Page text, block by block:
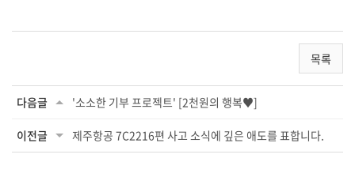
목록
다음글 '소소한 기부 프로젝트' [2천원의 행복♥]
이전글 제주항공 7C2216편 사고 소식에 깊은 애도를 표합니다.